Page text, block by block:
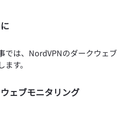
では、NordVPNのダークウェ
す。
ェブモニタリング